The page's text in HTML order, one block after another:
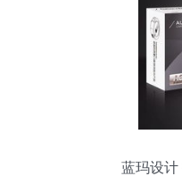
蓝玛设计